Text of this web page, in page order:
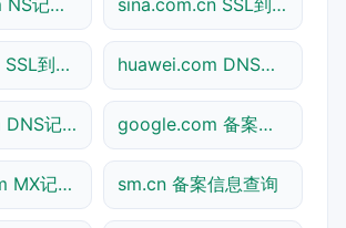
sogou.com SSL到期检测 huawei.com DNS记录查询
github.com DNS记录查询 google.com 备案信息查询
toutiao.com MX记录查询 sm.cn 备案信息查询